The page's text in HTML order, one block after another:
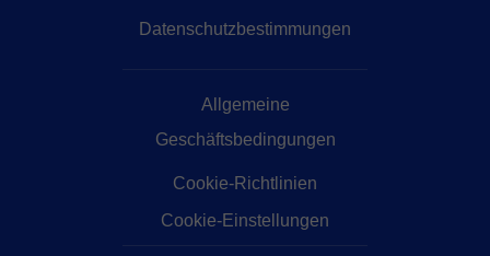
Datenschutzbestimmungen
Allgemeine
Geschäftsbedingungen
Cookie-Richtlinien
Cookie-Einstellungen